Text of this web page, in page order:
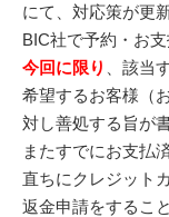
にて、対応策が更
BIC社で予約・お支
今回に限り
、該当
希望するお客様（
対し善処する旨が
またすでにお支払
直ちにクレジット
返金申請をするこ